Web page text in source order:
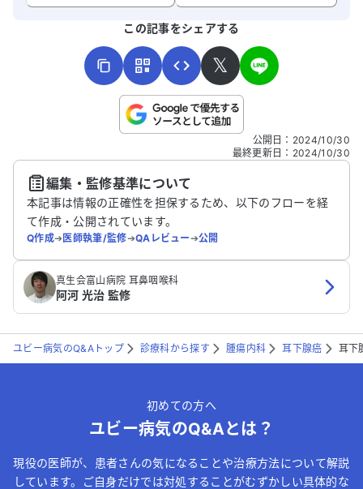
こちらは送信専用のフォームです。氏名やご自身の病気の詳細な
送信する
この記事をシェアする
𝕏
公開日 ： 2024/10/30
最終更新日 ： 2024/10/30
編集・監修基準について
本記事は情報の正確性を担保するため、以下のフローを経
て作成・公開されています。
Q作成➔医師執筆/監修➔QAレビュー➔公開
真生会富山病院 耳鼻咽喉科
阿河 光治 監修
ユビー病気のQ&Aトップ 診療科から探す 腫瘍内科 耳下腺癌 耳下
初めての方へ
ユビー病気のQ&Aとは？
現役の医師が、患者さんの気になることや治療方法について解説
しています。ご自身だけでは対処することがむずかしい具体的な